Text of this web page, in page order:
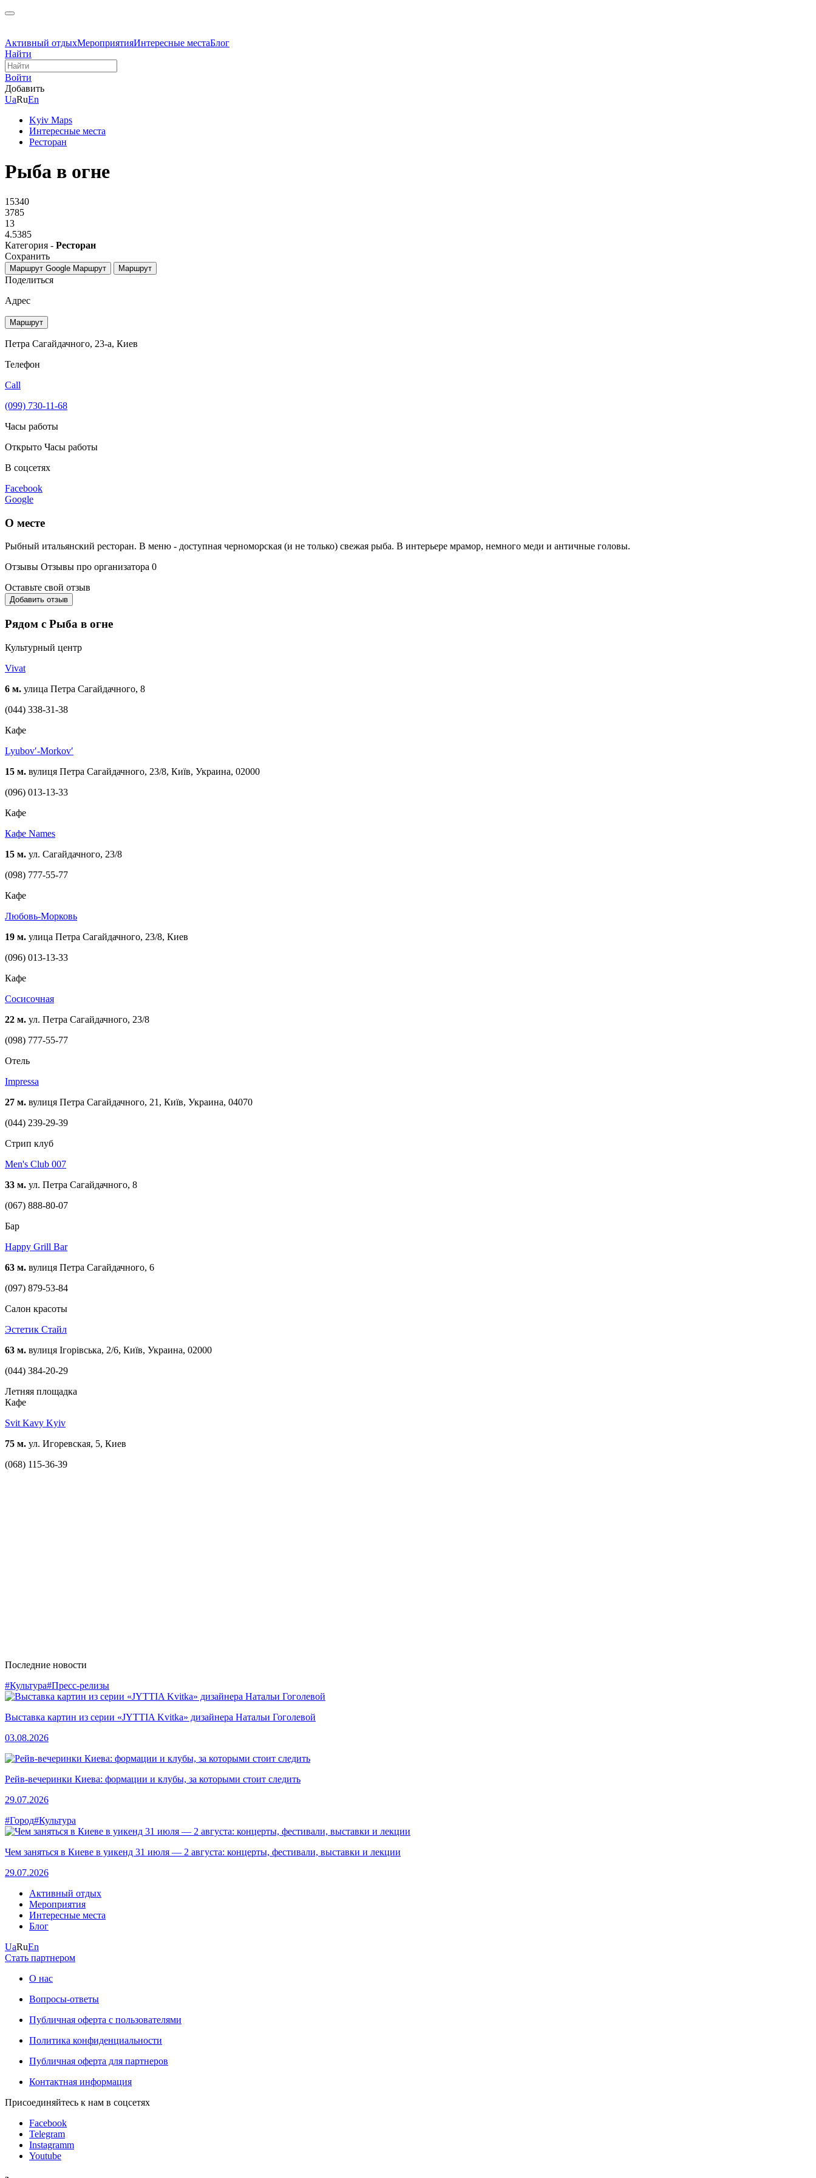
Активный отдыхМероприятияИнтересные местаБлог
Найти
Войти
Добавить
UaRuEn
Kyiv Maps
Интересные места
Ресторан
Рыба в огне
15340
3785
13
4.5385
Категория - Ресторан
Сохранить
Маршрут Google Маршрут Маршрут
Поделиться
Адрес
Маршрут
Петра Сагайдачного, 23-а, Киев
Телефон
Call
(099) 730-11-68
Часы работы
Открыто Часы работы
В соцсетях
Facebook
Google
О месте
Рыбный итальянский ресторан. В меню - доступная черноморская (и не только) свежая рыба. В интерьере мрамор, немного меди и античные головы.
Отзывы Отзывы про организатора 0
Оставьте свой отзыв
Добавить отзыв
Рядом с Рыба в огне
Культурный центр
Vivat
6 м. улица Петра Сагайдачного, 8
(044) 338-31-38
Кафе
Lyubovʹ-Morkovʹ
15 м. вулиця Петра Сагайдачного, 23/8, Київ, Украина, 02000
(096) 013-13-33
Кафе
Кафе Names
15 м. ул. Сагайдачного, 23/8
(098) 777-55-77
Кафе
Любовь-Морковь
19 м. улица Петра Сагайдачного, 23/8, Киев
(096) 013-13-33
Кафе
Сосисочная
22 м. ул. Петра Сагайдачного, 23/8
(098) 777-55-77
Отель
Impressa
27 м. вулиця Петра Сагайдачного, 21, Київ, Украина, 04070
(044) 239-29-39
Стрип клуб
Men's Club 007
33 м. ул. Петра Сагайдачного, 8
(067) 888-80-07
Бар
Happy Grill Bar
63 м. вулиця Петра Сагайдачного, 6
(097) 879-53-84
Cалон красоты
Эстетик Стайл
63 м. вулиця Ігорівська, 2/6, Київ, Украина, 02000
(044) 384-20-29
Летняя площадка
Кафе
Svit Kavy Kyiv
75 м. ул. Игоревская, 5, Киев
(068) 115-36-39
Последние новости
#Культура#Пресс-релизы
Выставка картин из серии «JYTTIA Kvitka» дизайнера Натальи Гоголевой
03.08.2026
Рейв-вечеринки Киева: формации и клубы, за которыми стоит следить
29.07.2026
#Город#Культура
Чем заняться в Киеве в уикенд 31 июля — 2 августа: концерты, фестивали, выставки и лекции
29.07.2026
Активный отдых
Мероприятия
Интересные места
Блог
UaRuEn
Стать партнером
О нас
Вопросы-ответы
Публичная оферта с пользователями
Политика конфиденциальности
Публичная оферта для партнеров
Контактная информация
Присоединяйтесь к нам в соцсетях
Facebook
Telegram
Instagramm
Youtube